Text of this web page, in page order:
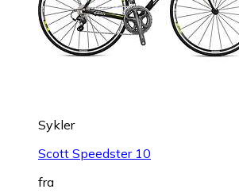
Sykler
Scott Speedster 10
fra